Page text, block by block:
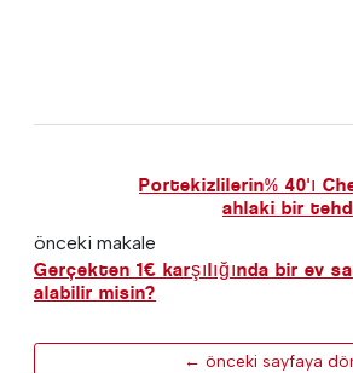
Portekizlilerin% 40'ı
ahlaki bir
önceki makale
Gerçekten 1€ karşılığında bir ev
alabilir misin?
← önceki sayfaya